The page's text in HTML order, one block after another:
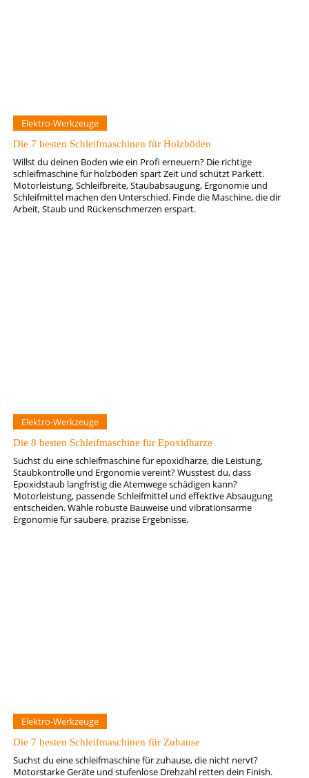
Elektro-Werkzeuge
Die 7 besten Schleifmaschinen für Holzböden
Willst du deinen Boden wie ein Profi erneuern? Die richtige
schleifmaschine für holzböden spart Zeit und schützt Parkett.
Motorleistung, Schleifbreite, Staubabsaugung, Ergonomie und
Schleifmittel machen den Unterschied. Finde die Maschine, die dir
Arbeit, Staub und Rückenschmerzen erspart.
Elektro-Werkzeuge
Die 8 besten Schleifmaschine für Epoxidharze
Suchst du eine schleifmaschine für epoxidharze, die Leistung,
Staubkontrolle und Ergonomie vereint? Wusstest du, dass
Epoxidstaub langfristig die Atemwege schädigen kann?
Motorleistung, passende Schleifmittel und effektive Absaugung
entscheiden. Wähle robuste Bauweise und vibrationsarme
Ergonomie für saubere, präzise Ergebnisse.
Elektro-Werkzeuge
Die 7 besten Schleifmaschinen für Zuhause
Suchst du eine schleifmaschine für zuhause, die nicht nervt?
Motorstarke Geräte und stufenlose Drehzahl retten dein Finish.